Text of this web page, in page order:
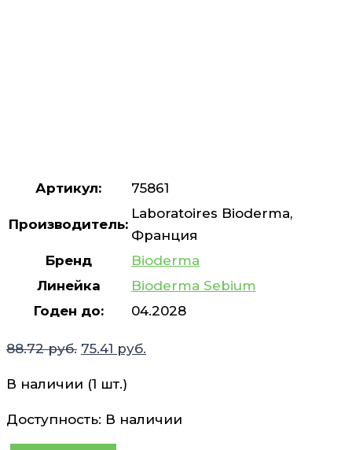
Артикул: 75861
Производитель:
Laboratoires Bioderma,
Франция
Бренд
Bioderma
Линейка
Bioderma Sebium
Годен до:
04.2028
88.72руб. Первоначальная
составляла
88.72 руб..
75.41 руб.
В наличии (1 шт.)
Доступность: В наличии